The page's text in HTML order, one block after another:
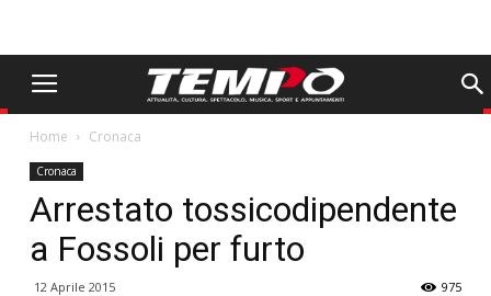
Home Cronaca
Cronaca
Arrestato tossicodipendente
a Fossoli per furto
12 Aprile 2015 975